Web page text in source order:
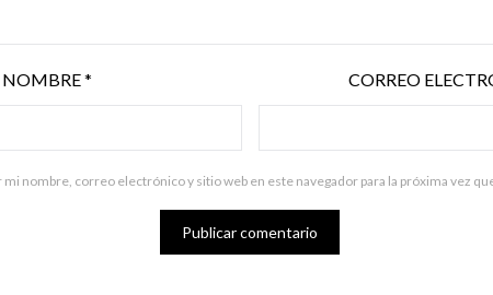
NOMBRE* CORREO
mi nombre, correo electrónico y sitio web en este navegador para la próxima vez